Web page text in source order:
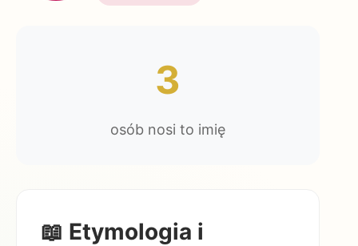
Katalog prezentów
3
osób nosi to imię
📖 Etymologia i